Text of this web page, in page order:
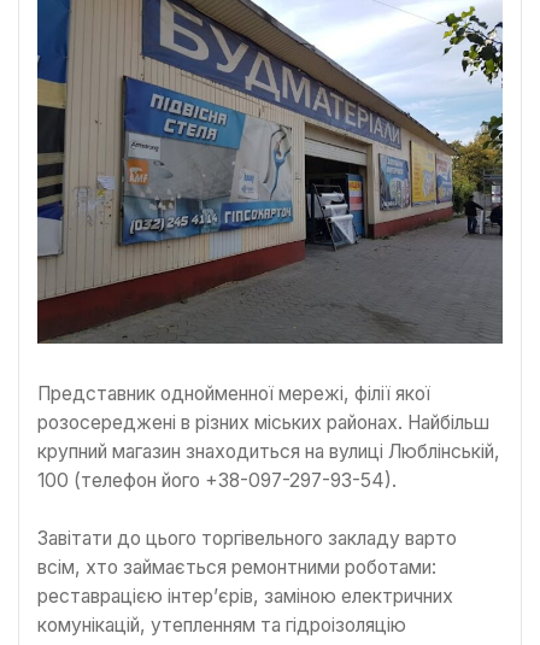
Представник однойменної мережі, філії якої
розосереджені в різних міських районах. Найбільш
крупний магазин знаходиться на вулиці Люблінській,
100 (телефон його +38-097-297-93-54).
Завітати до цього торгівельного закладу варто
всім, хто займається ремонтними роботами:
реставрацією інтер’єрів, заміною електричних
комунікацій, утепленням та гідроізоляцію